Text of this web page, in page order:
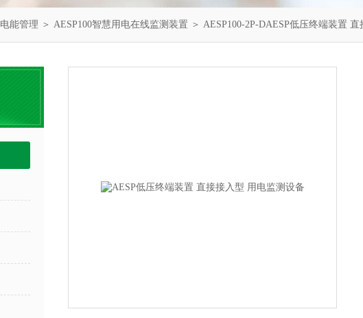
电能管理 ＞ AESP100智慧用电在线监测装置 ＞ AESP100-2P-DAESP低压终端装置